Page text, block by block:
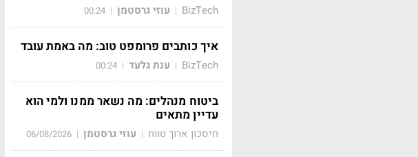
BizTech
| עוזי גרסטמן |
00:24
איך כותבים פרומפט טוב: מה באמת עובד
BizTech
| ענת גלעד |
00:24
ביטוח מנהלים: מה נשאר ממנו ולמי הוא
עדיין מתאים
חיסכון ארוך טווח | עוזי גרסטמן |
06/08/2026